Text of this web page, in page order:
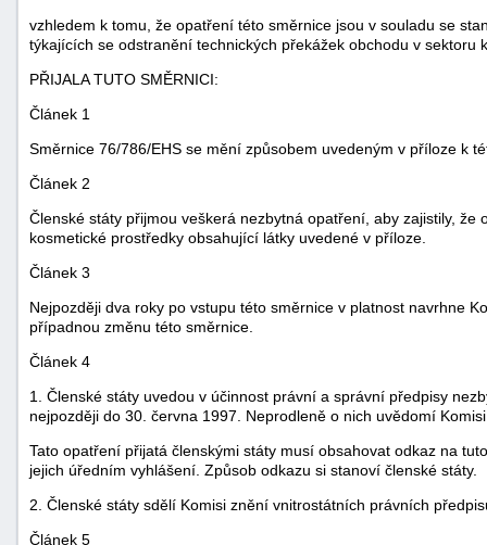
vzhledem k tomu, že opatření této směrnice jsou v souladu se
týkajících se odstranění technických překážek obchodu v sektoru
PŘIJALA TUTO SMĚRNICI:
Článek 1
Směrnice 76/786/EHS se mění způsobem uvedeným v příloze k
Článek 2
Členské státy přijmou veškerá nezbytná opatření, aby zajistily,
kosmetické prostředky obsahující látky uvedené v příloze.
Článek 3
Nejpozději dva roky po vstupu této směrnice v platnost navrhne
případnou změnu této směrnice.
Článek 4
1. Členské státy uvedou v účinnost právní a správní předpisy
nejpozději do 30. června 1997. Neprodleně o nich uvědomí
Tato opatření přijatá členskými státy musí obsahovat odkaz na
jejich úředním vyhlášení. Způsob odkazu si stanoví členské státy.
2. Členské státy sdělí Komisi znění vnitrostátních právních
Článek 5